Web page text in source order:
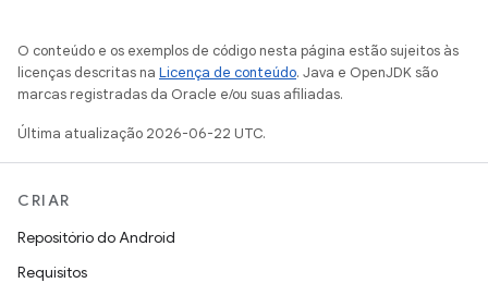
O conteúdo e os exemplos de código nesta página estão sujeitos às
licenças descritas na Licença de conteúdo. Java e OpenJDK são
marcas registradas da Oracle e/ou suas afiliadas.
Última atualização 2026-06-22 UTC.
CRIAR
Repositório do Android
Requisitos